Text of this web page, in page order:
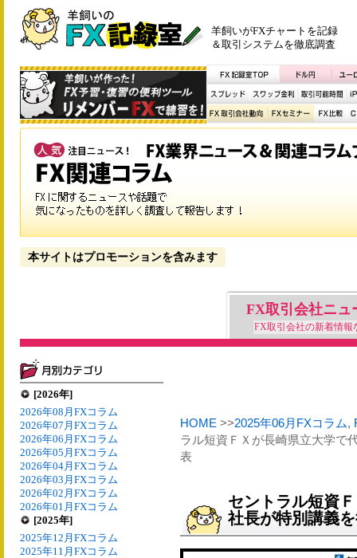
羊飼いがFXチャートを記録
＆取引システムを徹底調査
本サイトはプロモーションを含みます
FX取引会社ニュ
FX取引会社の新着情報
[2026年]
2026年08月FXコラム
2026年07月FXコラム
2026年06月FXコラム
2026年05月FXコラム
2026年04月FXコラム
2026年03月FXコラム
2026年02月FXコラム
2026年01月FXコラム
[2025年]
2025年12月FXコラム
2025年11月FXコラム
HOME >>2025年06月FXコラム,
ラル短資ＦＸが長崎県立大学で
表
セントラル短資
社長が特別講義